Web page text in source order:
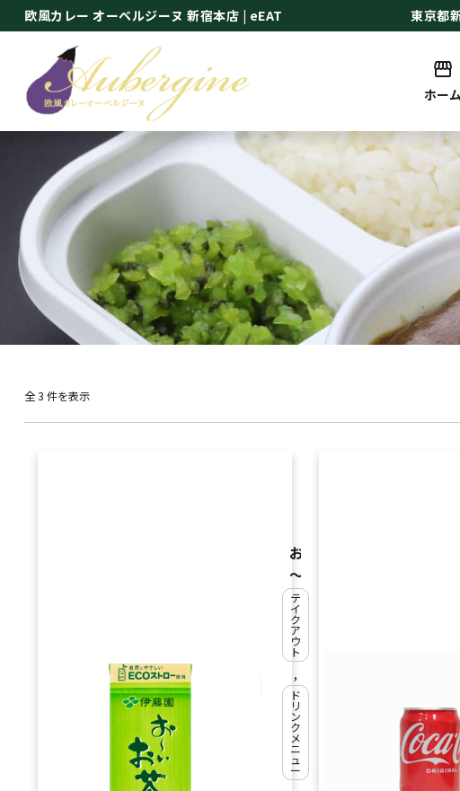
欧風カレー オーベルジーヌ 新宿本店 | eEAT
ホー
全 3 件を表示
お
～
い
お
茶
(
2
5
0
m
l)
テ
イ
ク
ア
ウ
ト
,
ド
リ
ン
ク
メ
ニ
ュ
ー